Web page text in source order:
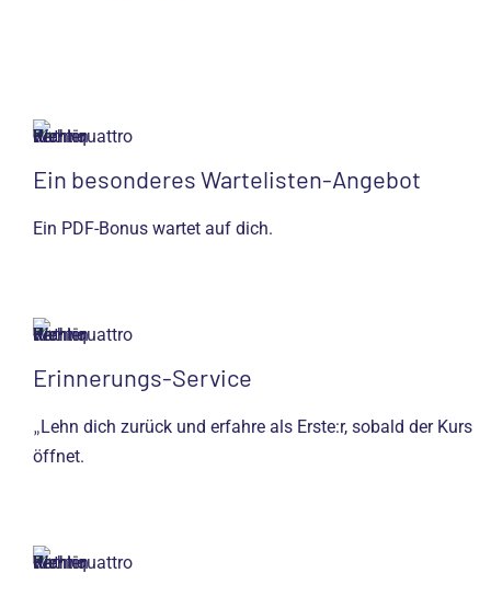
Ein besonderes Wartelisten-Angebot
Ein PDF-Bonus wartet auf dich.
Erinnerungs-Service
„Lehn dich zurück und erfahre als Erste:r, sobald der Kurs
öffnet.